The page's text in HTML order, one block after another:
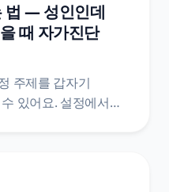
법 — 성인인데
때 자가진단
주제를 갑자기
있어요. 설정에서